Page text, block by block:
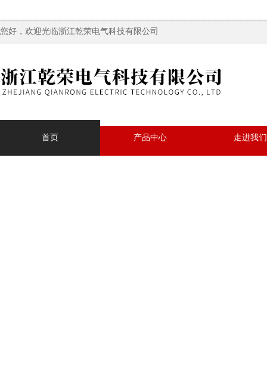
您好，欢迎光临浙江乾荣电气科技有限公司
首页 产品中心 走进我们